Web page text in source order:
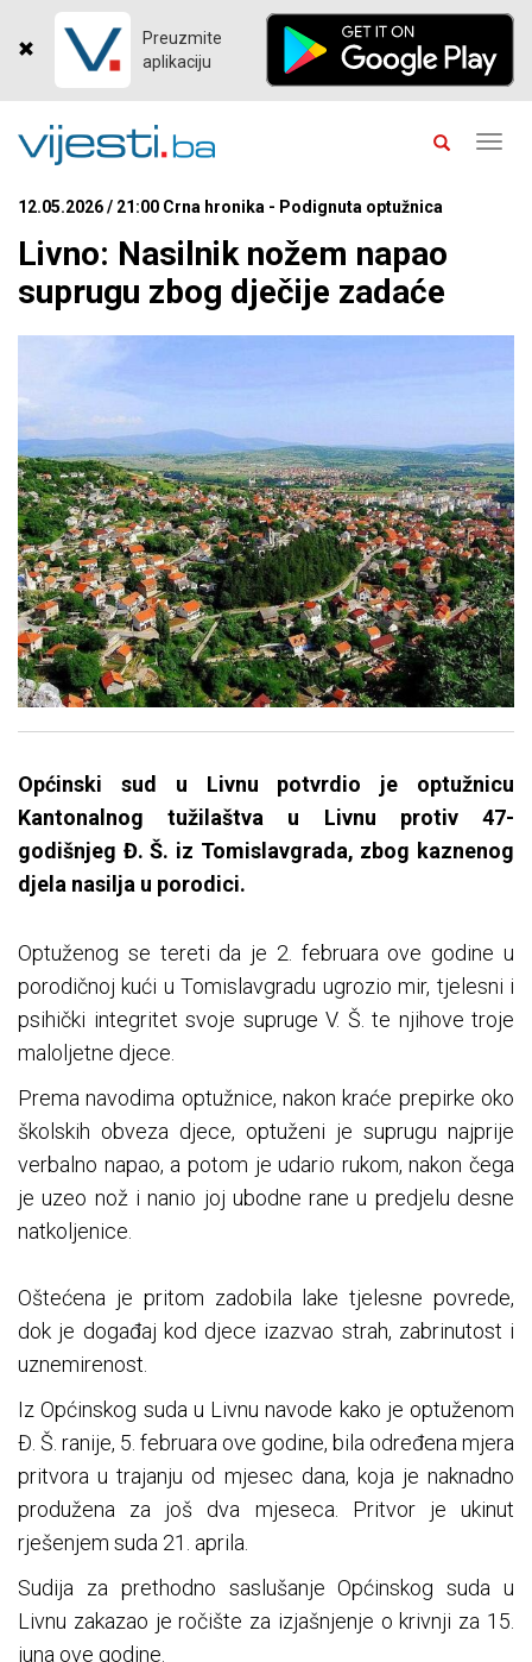
Preuzmite
aplikaciju
12.05.2026 / 21:00 Crna hronika - Podignuta optužnica
Livno: Nasilnik nožem napao
suprugu zbog dječije zadaće
Općinski sud u Livnu potvrdio je optužnicu
Kantonalnog tužilaštva u Livnu protiv 47-
godišnjeg Đ. Š. iz Tomislavgrada, zbog kaznenog
djela nasilja u porodici.
Optuženog se tereti da je 2. februara ove godine u
porodičnoj kući u Tomislavgradu ugrozio mir, tjelesni i
psihički integritet svoje supruge V. Š. te njihove troje
maloljetne djece.
Prema navodima optužnice, nakon kraće prepirke oko
školskih obveza djece, optuženi je suprugu najprije
verbalno napao, a potom je udario rukom, nakon čega
je uzeo nož i nanio joj ubodne rane u predjelu desne
natkoljenice.
Oštećena je pritom zadobila lake tjelesne povrede,
dok je događaj kod djece izazvao strah, zabrinutost i
uznemirenost.
Iz Općinskog suda u Livnu navode kako je optuženom
Đ. Š. ranije, 5. februara ove godine, bila određena mjera
pritvora u trajanju od mjesec dana, koja je naknadno
produžena za još dva mjeseca. Pritvor je ukinut
rješenjem suda 21. aprila.
Sudija za prethodno saslušanje Općinskog suda u
Livnu zakazao je ročište za izjašnjenje o krivnji za 15.
juna ove godine.